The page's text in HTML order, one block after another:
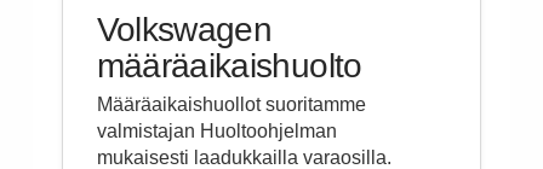
Volkswagen
määräaikaishuolto
Määräaikaishuollot suoritamme
valmistajan Huoltoohjelman
mukaisesti laadukkailla varaosilla.